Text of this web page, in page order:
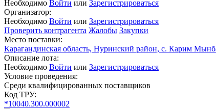
Необходимо Войти или Зарегистрироваться
Организатор:
Необходимо Войти или Зарегистрироваться
Проверить контрагента Жалобы Закупки
Место поставки:
Карагандинская область, Hуринский район, с. Карим
Описание лота:
Необходимо Войти или Зарегистрироваться
Условие проведения:
Среди квалифицированных поставщиков
Код ТРУ:
*10040.300.000002